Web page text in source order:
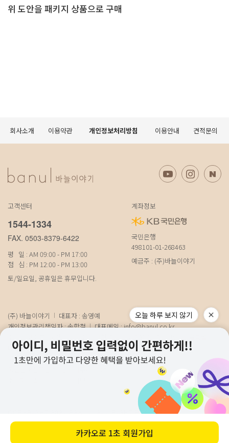
위 도안을 패키지 상품으로 구매
회사소개 이용약관 개인정보처리방침 이용안내 견적문의
고객센터
1544-1334
FAX. 0503-8379-6422
평 일 : AM 09:00 - PM 17:00
점 심 : PM 12:00 - PM 13:00
토/일요일, 공휴일은 휴무입니다.
계좌정보
국민은행
498101-01-268463
예금주 : (주)바늘이야기
(주) 바늘이야기
대표자 : 송영예
개인정보관리책임자 : 송학철
대표메일 :info@banul.co.kr
대문구 연희로11가길 15 (물류) 경기도 파주시 성동로 19-17
사업자번호 : 674-88-00100[사업자정보확인]
COPYRIGHT 2021 BANUL. ALL RIGHT RESEVED.
오늘 하루 보지 않기
카카오로 1초 회원가입